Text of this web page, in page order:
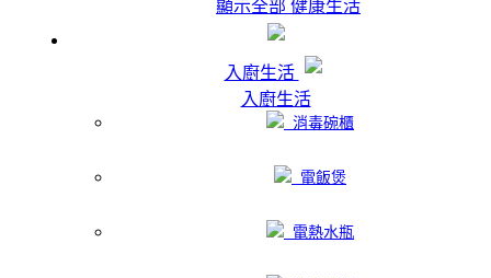
顯示全部 健康生活
入廚生活
入廚生活
消毒碗櫃
電飯煲
電熱水瓶